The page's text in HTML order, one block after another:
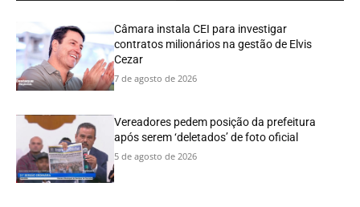
Câmara instala CEI para investigar
contratos milionários na gestão de Elvis
Cezar
7 de agosto de 2026
Vereadores pedem posição da prefeitura
após serem ‘deletados’ de foto oficial
5 de agosto de 2026